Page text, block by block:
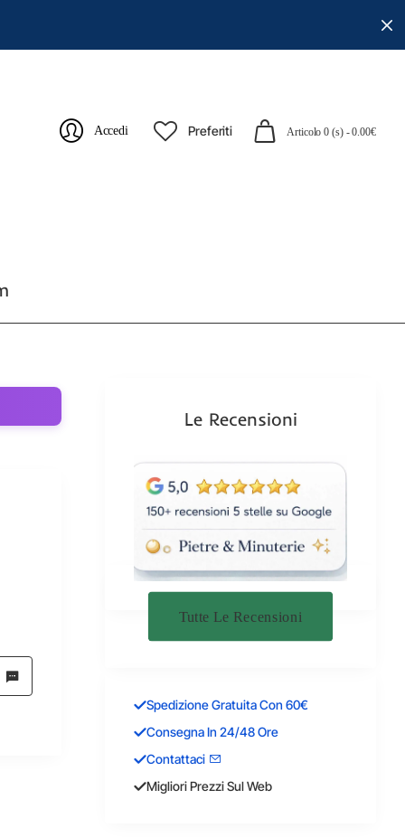
Accedi Preferiti Articolo 0 (s) - 0.00€
Le Recensioni
Tutte Le Recensioni
Spedizione Gratuita Con 60€
Consegna In 24/48 Ore
Contattaci
Migliori Prezzi Sul Web